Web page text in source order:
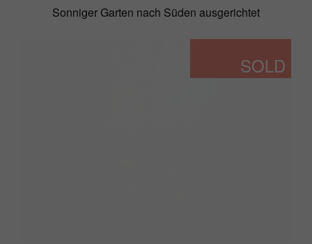
Sonniger Garten nach Süden ausgerichtet
SOLD